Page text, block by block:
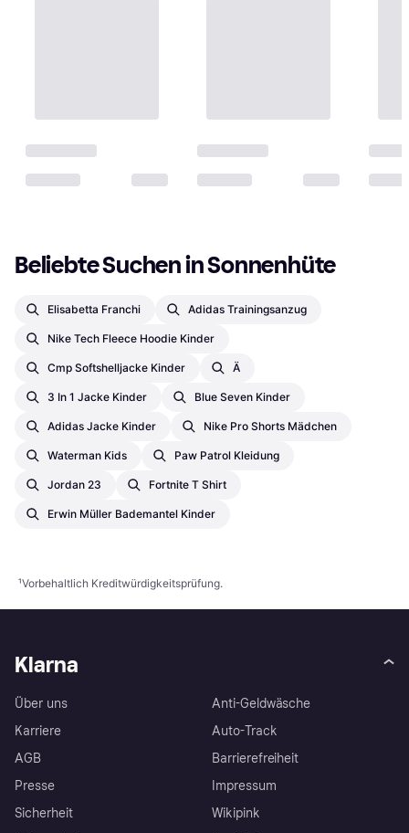
Beliebte Suchen in Sonnenhüte
Elisabetta Franchi Adidas Trainingsanzug
Nike Tech Fleece Hoodie Kinder
Cmp Softshelljacke Kinder Ä
3 In 1 Jacke Kinder Blue Seven Kinder
Adidas Jacke Kinder Nike Pro Shorts Mädchen
Waterman Kids Paw Patrol Kleidung
Jordan 23 Fortnite T Shirt
Erwin Müller Bademantel Kinder
¹Vorbehaltlich Kreditwürdigkeitsprüfung.
Klarna
Über uns
Karriere
AGB
Presse
Sicherheit
Anti-Geldwäsche
Auto-Track
Barrierefreiheit
Impressum
Wikipink